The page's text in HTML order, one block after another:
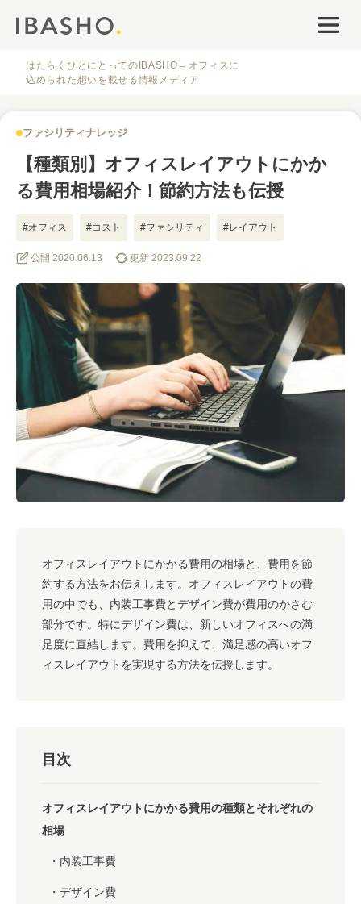
ファシリティナレッジ
IBASHOについて
人気のタグ
#オフィス #インタビュー #ファシリティ
#特集 #オフィス移転 #その他
#ノウハウ #内装 #おしゃれオフィス #メリット
#こだわりオフィス #コスト #コミュニケーション
#フリーアドレス #ブランディング
はたらくひとにとってのIBASHO＝オフィスに
込められた想いを載せる情報メディア
ファシリティナレッジ
【種類別】オフィスレイアウトにかか
る費用相場紹介！節約方法も伝授
#オフィス #コスト #ファシリティ #レイアウト
公開 2020.06.13 更新 2023.09.22
オフィスレイアウトにかかる費用の相場と、費用を節
約する方法をお伝えします。オフィスレイアウトの費
用の中でも、内装工事費とデザイン費が費用のかさむ
部分です。特にデザイン費は、新しいオフィスへの満
足度に直結します。費用を抑えて、満足感の高いオフ
ィスレイアウトを実現する方法を伝授します。
目次
オフィスレイアウトにかかる費用の種類とそれぞれの
相場
内装工事費
デザイン費